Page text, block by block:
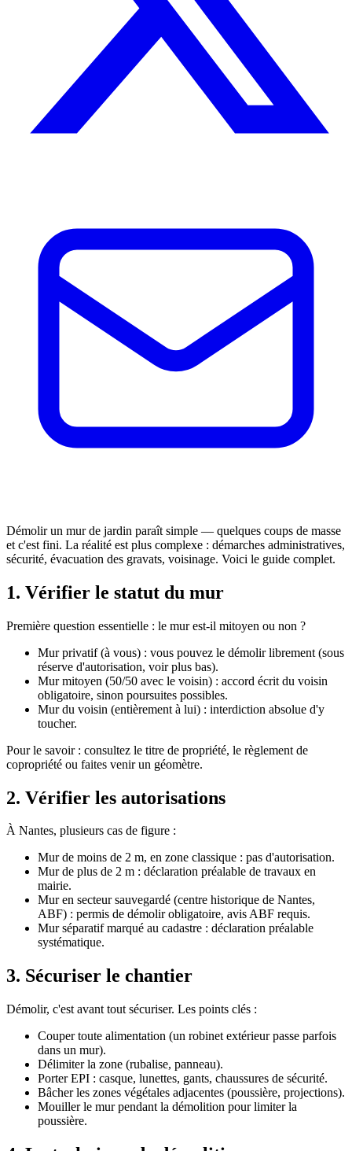
Démolir un mur de jardin paraît simple — quelques coups de masse
et c'est fini. La réalité est plus complexe : démarches administratives,
sécurité, évacuation des gravats, voisinage. Voici le guide complet.
1. Vérifier le statut du mur
Première question essentielle : le mur est-il mitoyen ou non ?
Mur privatif (à vous) : vous pouvez le démolir librement (sous
réserve d'autorisation, voir plus bas).
Mur mitoyen (50/50 avec le voisin) : accord écrit du voisin
obligatoire, sinon poursuites possibles.
Mur du voisin (entièrement à lui) : interdiction absolue d'y
toucher.
Pour le savoir : consultez le titre de propriété, le règlement de
copropriété ou faites venir un géomètre.
2. Vérifier les autorisations
À Nantes, plusieurs cas de figure :
Mur de moins de 2 m, en zone classique : pas d'autorisation.
Mur de plus de 2 m : déclaration préalable de travaux en
mairie.
Mur en secteur sauvegardé (centre historique de Nantes,
ABF) : permis de démolir obligatoire, avis ABF requis.
Mur séparatif marqué au cadastre : déclaration préalable
systématique.
3. Sécuriser le chantier
Démolir, c'est avant tout sécuriser. Les points clés :
Couper toute alimentation (un robinet extérieur passe parfois
dans un mur).
Délimiter la zone (rubalise, panneau).
Porter EPI : casque, lunettes, gants, chaussures de sécurité.
Bâcher les zones végétales adjacentes (poussière, projections).
Mouiller le mur pendant la démolition pour limiter la
poussière.